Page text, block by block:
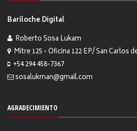
Bariloche Digital
Roberto Sosa Lukam
Mitre 125 - Oficina 122 EP/ San Carlos
+54 294 458-7367
sosalukman@gmail.com
AGRADECIMIENTO